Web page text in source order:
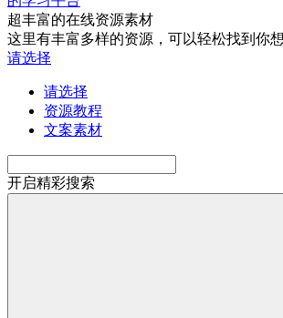
超丰富的在线资源素材
这里有丰富多样的资源，可以轻松找到你
请选择
请选择
资源教程
文案素材
开启精彩搜索